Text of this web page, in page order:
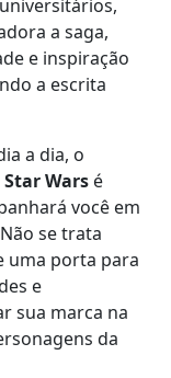
a saga,
e inspiração
a escrita
a dia, o
Wars é
você em
se trata
uma porta para
e
sua marca na
da